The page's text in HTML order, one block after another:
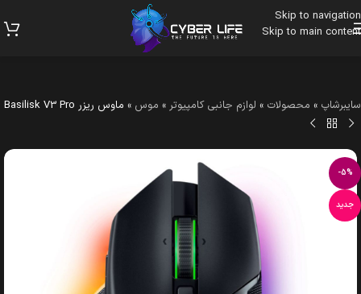
Skip to navigation
Skip to main content
سایبرشاپ » محصولات » لوازم جانبی کامپیوتر » موس » ماوس ریزر Basilisk V3 Pro
-5%
جدید